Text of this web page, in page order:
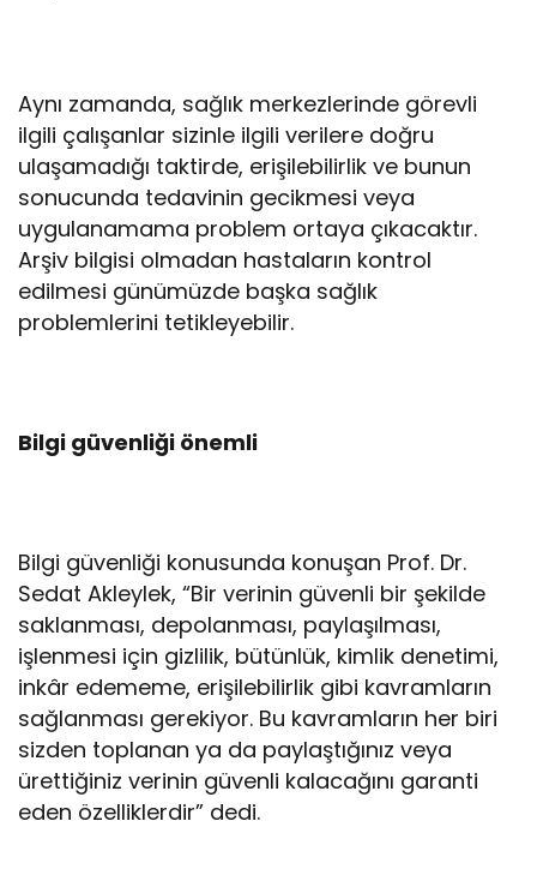
Aynı zamanda, sağlık merkezlerinde görevli
ilgili çalışanlar sizinle ilgili verilere doğru
ulaşamadığı taktirde, erişilebilirlik ve bunun
sonucunda tedavinin gecikmesi veya
uygulanamama problem ortaya çıkacaktır.
Arşiv bilgisi olmadan hastaların kontrol
edilmesi günümüzde başka sağlık
problemlerini tetikleyebilir.
Bilgi güvenliği önemli
Bilgi güvenliği konusunda konuşan Prof. Dr.
Sedat Akleylek, “Bir verinin güvenli bir şekilde
saklanması, depolanması, paylaşılması,
işlenmesi için gizlilik, bütünlük, kimlik denetimi,
inkâr edememe, erişilebilirlik gibi kavramların
sağlanması gerekiyor. Bu kavramların her biri
sizden toplanan ya da paylaştığınız veya
ürettiğiniz verinin güvenli kalacağını garanti
eden özelliklerdir” dedi.